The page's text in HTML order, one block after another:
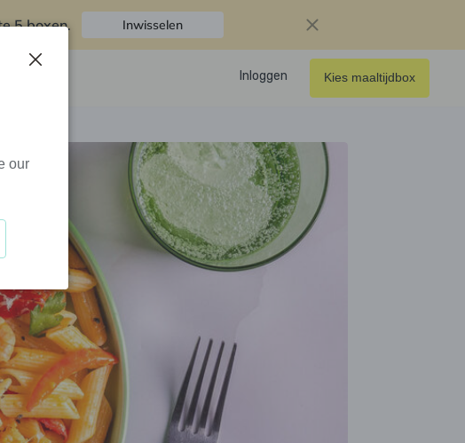
5 boxen. Inwisselen
Inloggen Kies maaltijdbox
our